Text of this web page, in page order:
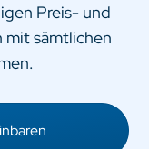
Preis- und
mit sämtlichen